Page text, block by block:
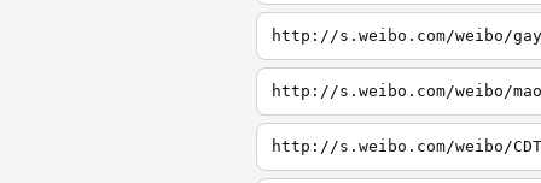
http://s.weibo.com/weibo/gay
http://s.weibo.com/weibo/mao
http://s.weibo.com/weibo/CDT